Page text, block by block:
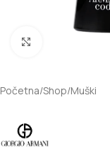
Početna/Shop/Muški